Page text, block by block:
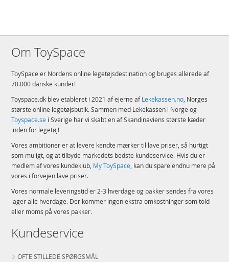
Om ToySpace
ToySpace er Nordens online legetøjsdestination og bruges allerede af
70.000 danske kunder!
Toyspace.dk blev etableret i 2021 af ejerne afLekekassen.no, Norges
største online legetøjsbutik. Sammen med Lekekassen i Norge og
Toyspace.se i Sverige har vi skabt en af Skandinaviens største kæder
inden for legetøj!
Vores ambitioner er at levere kendte mærker til lave priser, så hurtigt
som muligt, og at tilbyde markedets bedste kundeservice. Hvis du er
medlem af vores kundeklub, My ToySpace, kan du spare endnu mere på
vores i forvejen lave priser.
Vores normale leveringstid er 2-3 hverdage og pakker sendes fra vores
lager alle hverdage. Der kommer ingen ekstra omkostninger som told
eller moms på vores pakker.
Kundeservice
OFTE STILLEDE SPØRGSMÅL